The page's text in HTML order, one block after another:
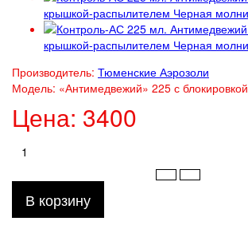
Производитель: Тюменские Аэрозоли
Модель: «Антимедвежий» 225 с блокировкой
Цена: 3400
В корзину